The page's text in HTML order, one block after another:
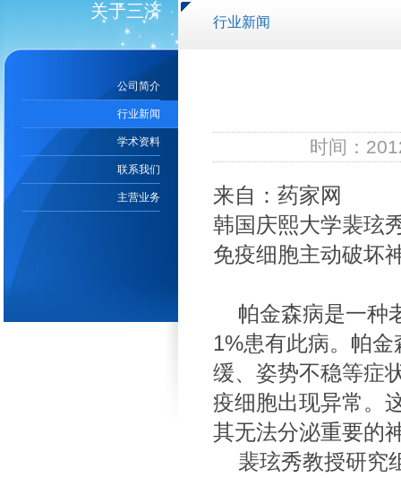
关于三济
公司简介
行业新闻
学术资料
联系我们
主营业务
行业新闻
时间：
来自：药家网
韩国庆熙大学裴玹
免疫细胞主动破坏
帕金森病是一种
1%患有此病。帕
缓、姿势不稳等症
疫细胞出现异常。
其无法分泌重要的
裴玹秀教授研究